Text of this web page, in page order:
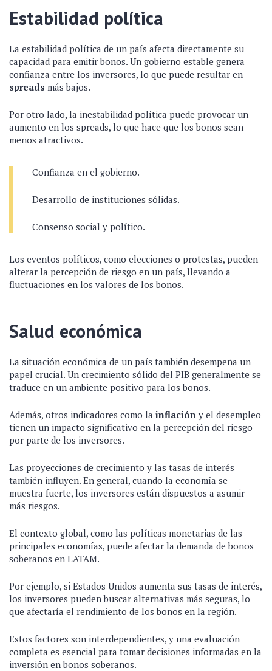
Estabilidad política
La estabilidad política de un país afecta directamente su
capacidad para emitir bonos. Un gobierno estable genera
confianza entre los inversores, lo que puede resultar en
spreads más bajos.
Por otro lado, la inestabilidad política puede provocar un
aumento en los spreads, lo que hace que los bonos sean
menos atractivos.
Confianza en el gobierno.
Desarrollo de instituciones sólidas.
Consenso social y político.
Los eventos políticos, como elecciones o protestas, pueden
alterar la percepción de riesgo en un país, llevando a
fluctuaciones en los valores de los bonos.
Salud económica
La situación económica de un país también desempeña un
papel crucial. Un crecimiento sólido del PIB generalmente se
traduce en un ambiente positivo para los bonos.
Además, otros indicadores como la inflación y el desempleo
tienen un impacto significativo en la percepción del riesgo
por parte de los inversores.
Las proyecciones de crecimiento y las tasas de interés
también influyen. En general, cuando la economía se
muestra fuerte, los inversores están dispuestos a asumir
más riesgos.
El contexto global, como las políticas monetarias de las
principales economías, puede afectar la demanda de bonos
soberanos en LATAM.
Por ejemplo, si Estados Unidos aumenta sus tasas de interés,
los inversores pueden buscar alternativas más seguras, lo
que afectaría el rendimiento de los bonos en la región.
Estos factores son interdependientes, y una evaluación
completa es esencial para tomar decisiones informadas en la
inversión en bonos soberanos.